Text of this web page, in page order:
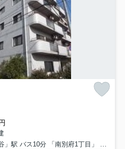
バス10分 「南別府1丁目」 停歩3分